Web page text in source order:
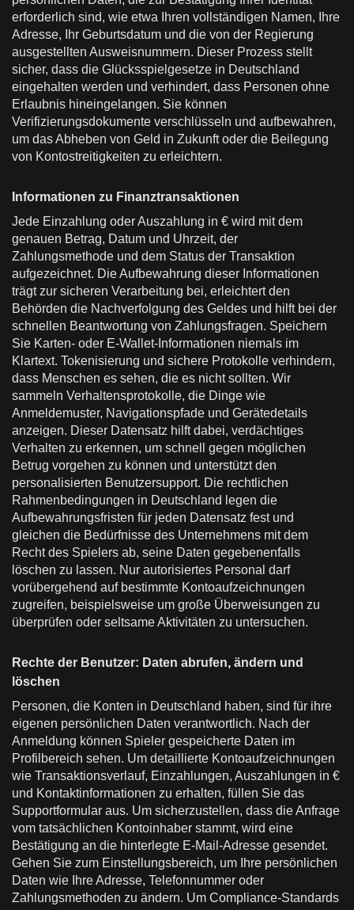
erforderlich sind, wie etwa Ihren vollständigen Namen, Ihre
Adresse, Ihr Geburtsdatum und die von der Regierung
ausgestellten Ausweisnummern. Dieser Prozess stellt
sicher, dass die Glücksspielgesetze in Deutschland
eingehalten werden und verhindert, dass Personen ohne
Erlaubnis hineingelangen. Sie können
Verifizierungsdokumente verschlüsseln und aufbewahren,
um das Abheben von Geld in Zukunft oder die Beilegung
von Kontostreitigkeiten zu erleichtern.
Informationen zu Finanztransaktionen
Jede Einzahlung oder Auszahlung in € wird mit dem
genauen Betrag, Datum und Uhrzeit, der
Zahlungsmethode und dem Status der Transaktion
aufgezeichnet. Die Aufbewahrung dieser Informationen
trägt zur sicheren Verarbeitung bei, erleichtert den
Behörden die Nachverfolgung des Geldes und hilft bei der
schnellen Beantwortung von Zahlungsfragen. Speichern
Sie Karten- oder E-Wallet-Informationen niemals im
Klartext. Tokenisierung und sichere Protokolle verhindern,
dass Menschen es sehen, die es nicht sollten. Wir
sammeln Verhaltensprotokolle, die Dinge wie
Anmeldemuster, Navigationspfade und Gerätedetails
anzeigen. Dieser Datensatz hilft dabei, verdächtiges
Verhalten zu erkennen, um schnell gegen möglichen
Betrug vorgehen zu können und unterstützt den
personalisierten Benutzersupport. Die rechtlichen
Rahmenbedingungen in Deutschland legen die
Aufbewahrungsfristen für jeden Datensatz fest und
gleichen die Bedürfnisse des Unternehmens mit dem
Recht des Spielers ab, seine Daten gegebenenfalls
löschen zu lassen. Nur autorisiertes Personal darf
vorübergehend auf bestimmte Kontoaufzeichnungen
zugreifen, beispielsweise um große Überweisungen zu
überprüfen oder seltsame Aktivitäten zu untersuchen.
Rechte der Benutzer: Daten abrufen, ändern und
löschen
Personen, die Konten in Deutschland haben, sind für ihre
eigenen persönlichen Daten verantwortlich. Nach der
Anmeldung können Spieler gespeicherte Daten im
Profilbereich sehen. Um detaillierte Kontoaufzeichnungen
wie Transaktionsverlauf, Einzahlungen, Auszahlungen in €
und Kontaktinformationen zu erhalten, füllen Sie das
Supportformular aus. Um sicherzustellen, dass die Anfrage
vom tatsächlichen Kontoinhaber stammt, wird eine
Bestätigung an die hinterlegte E-Mail-Adresse gesendet.
Gehen Sie zum Einstellungsbereich, um Ihre persönlichen
Daten wie Ihre Adresse, Telefonnummer oder
Zahlungsmethoden zu ändern. Um Compliance-Standards